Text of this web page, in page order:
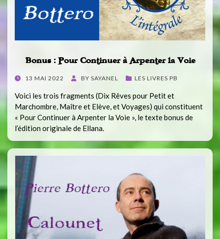
Bonus : Pour Continuer à Arpenter la Voie
POSTED
13 MAI 2022 BY SAYANEL LES LIVRES PB
Voici les trois fragments (Dix Rêves pour Petit et
Marchombre, Maître et Elève, et Voyages) qui constituent
« Pour Continuer à Arpenter la Voie », le texte bonus de
l’édition originale de Ellana.